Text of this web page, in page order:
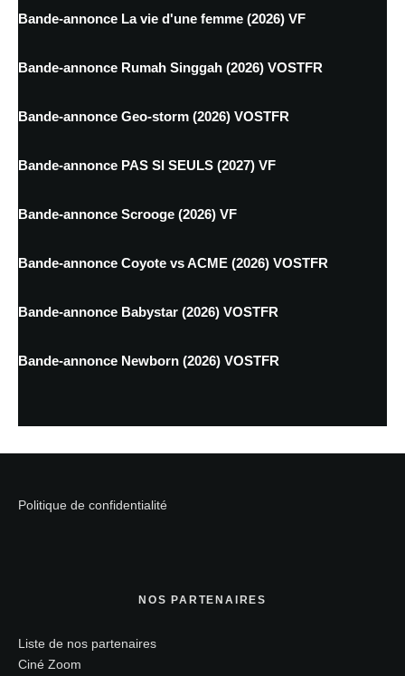
Bande-annonce La vie d'une femme (2026) VF
Bande-annonce Rumah Singgah (2026) VOSTFR
Bande-annonce Geo-storm (2026) VOSTFR
Bande-annonce PAS SI SEULS (2027) VF
Bande-annonce Scrooge (2026) VF
Bande-annonce Coyote vs ACME (2026) VOSTFR
Bande-annonce Babystar (2026) VOSTFR
Bande-annonce Newborn (2026) VOSTFR
Politique de confidentialité
NOS PARTENAIRES
Liste de nos partenaires
Ciné Zoom